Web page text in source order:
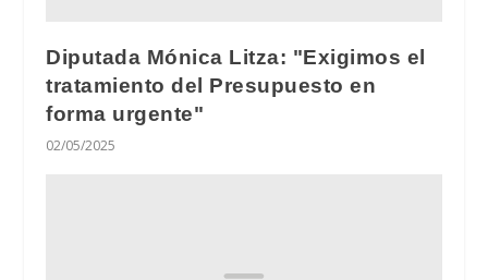
Diputada Mónica Litza: "Exigimos el
tratamiento del Presupuesto en
forma urgente"
02/05/2025